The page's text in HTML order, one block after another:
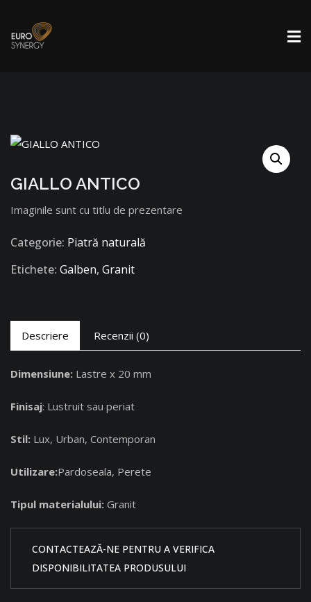
GIALLO ANTICO
Imaginile sunt cu titlu de prezentare
Categorie: Piatră naturală
Etichete: Galben, Granit
Descriere Recenzii (0)
Dimensiune: Lastre x 20 mm
Finisaj: Lustruit sau periat
Stil: Lux, Urban, Contemporan
Utilizare:Pardoseala, Perete
Tipul materialului: Granit
CONTACTEAZĂ-NE PENTRU A VERIFICA
DISPONIBILITATEA PRODUSULUI